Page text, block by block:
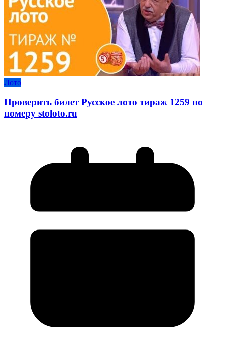
Лото
Проверить билет Русское лото тираж 1259 по
номеру stoloto.ru